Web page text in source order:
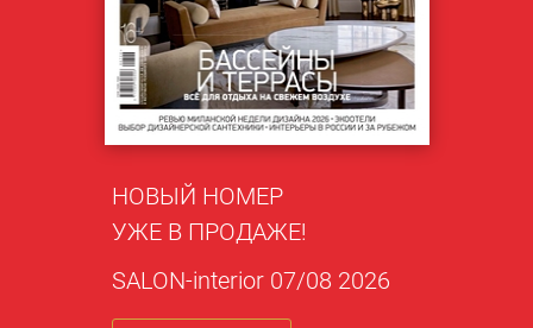
НОВЫЙ НОМЕР
УЖЕ В ПРОДАЖЕ!
SALON-interior 07/08 2026